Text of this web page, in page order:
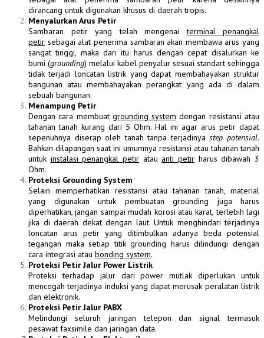
dirancang untuk digunakan khusus di daerah tropis.
Menyalurkan Arus Petir
Sambaran petir yang telah mengenaiterminal penangkal
petir sebagai alat penerima sambaran akan membawa arus yang
sangat tinggi, maka dari itu harus dengan cepat disalurkan ke
bumi (grounding) melalui kabel penyalur sesuai standart sehingga
tidak terjadi loncatan listrik yang dapat membahayakan struktur
bangunan atau membahayakan perangkat yang ada di dalam
sebuah bangunan.
Menampung Petir
Dengan cara membuat grounding system dengan resistansi atau
tahanan tanah kurang dari 5 Ohm. Hal ini agar arus petir dapat
sepenuhnya diserap oleh tanah tanpa terjadinyastep potensial.
Bahkan dilapangan saat ini umumnya resistansi atau tahanan tanah
untuk instalasi penangkal petir atau anti petir harus dibawah 3
Ohm.
Proteksi Grounding System
Selain memperhatikan resistansi atau tahanan tanah, material
yang digunakan untuk pembuatan grounding juga harus
diperhatikan, jangan sampai mudah korosi atau karat, terlebih lagi
jika di daerah dekat dengan laut. Untuk menghindari terjadinya
loncatan arus petir yang ditimbulkan adanya beda potensial
tegangan maka setiap titik grounding harus dilindungi dengan
cara integrasi atau bonding system.
Proteksi Petir Jalur Power Listrik
Proteksi terhadap jalur dari power mutlak diperlukan untuk
mencegah terjadinya induksi yang dapat merusak peralatan listrik
dan elektronik.
Proteksi Petir Jalur PABX
Melindungi seluruh jaringan telepon dan signal termasuk
pesawat faxsimile dan jaringan data.